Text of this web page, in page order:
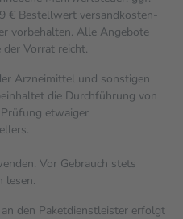
€ Bestell­wert versand­kosten­
vorbehalten. Alle Angebote
Vorrat reicht.
Arzneimittel und sonstigen
die Durchführung von
etwaiger
Vor Gebrauch stets
lesen.
den Paketdienstleister erfolgt